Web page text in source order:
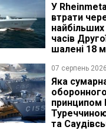
У
втрати
часів
шалені 18
07 серпень 2026
Яка
та